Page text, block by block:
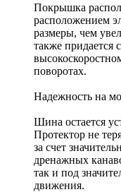
Покрышка
расположением
размеры, чем
также придается
поворотах.
Надежность на
Шина остается
Протектор не
за счет
дренажных
так и под
движения.